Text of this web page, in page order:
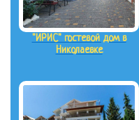
"ИРИС" гостевой дом в
Николаевке